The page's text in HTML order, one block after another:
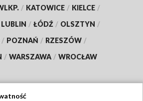
/ KATOWICE / KIELCE /
LUBLIN / ŁÓDŹ / OLSZTYN /
/ POZNAŃ / RZESZÓW /
/ WARSZAWA / WROCŁAW